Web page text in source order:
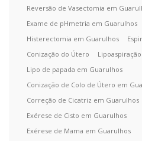
Reversão de Vasectomia em
Exame de pHmetria em Guarulhos
Histerectomia em Guarulhos
Conização do Útero
Lipo de papada em Guarulhos
Conização de Colo de Útero em
Correção de Cicatriz em Guarulhos
Exérese de Cisto em Guarulhos
Exérese de Mama em Guarulhos